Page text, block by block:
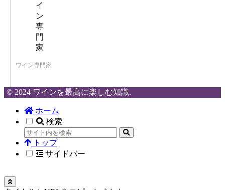
ワイン専門家
© 2024 ワインを最高に楽しむ知識.
ホーム
検索
トップ
サイドバー